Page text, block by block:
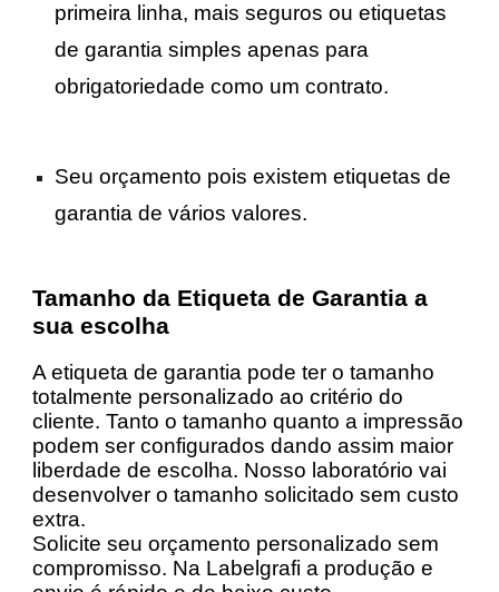
primeira linha, mais seguros ou etiquetas
de garantia simples apenas para
obrigatoriedade como um contrato.
Seu orçamento pois existem etiquetas de
garantia de vários valores.
Tamanho da Etiqueta de Garantia a
sua escolha
A etiqueta de garantia pode ter o tamanho
totalmente personalizado ao critério do
cliente. Tanto o tamanho quanto a impressão
podem ser configurados dando assim maior
liberdade de escolha. Nosso laboratório vai
desenvolver o tamanho solicitado sem custo
extra.
Solicite seu orçamento personalizado sem
compromisso. Na Labelgrafi a produção e